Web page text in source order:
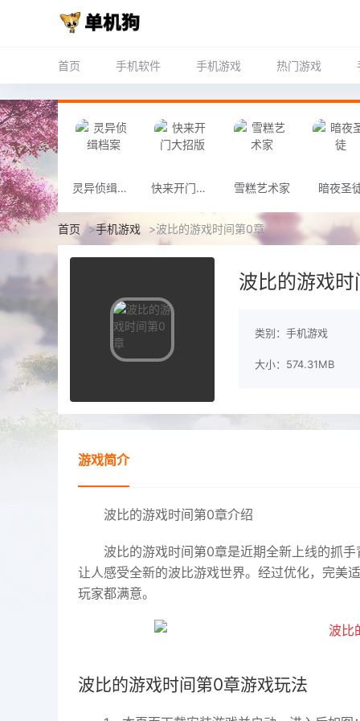
首页 手机软件 手机游戏 热门游戏
灵异侦缉档案 快来开门大招版 雪糕艺术家 暗夜圣
首页 >手机游戏 >波比的游戏时间第0章
波比的游戏
类别：手机游戏
大小：574.31MB
游戏简介
波比的游戏时间第0章介绍
波比的游戏时间第0章是近期全新上线的抓
让人感受全新的波比游戏世界。经过优化，完美
玩家都满意。
波比的游戏时间第0章游戏玩法